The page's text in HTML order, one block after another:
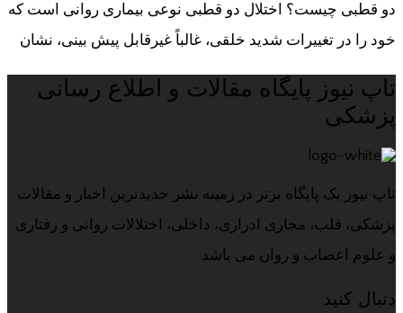
دو قطبی چیست؟ اختلال دو قطبی نوعی بیماری روانی است که
خود را در تغییرات شدید خلقی، غالباً غیرقابل پیش بینی، نشان
تاپ نیوز پایگاه مقالات و اطلاع رسانی
پزشکی
تاپ نیوز یک پایگاه برتر در زمینه نشر جدیدترین اخبار و مقالات
پزشکی، قلب، مجاری ادراری، داخلی، اختلالات روانی و رفتاری
و علوم اعصاب و روان می باشد.
دنبال کنید